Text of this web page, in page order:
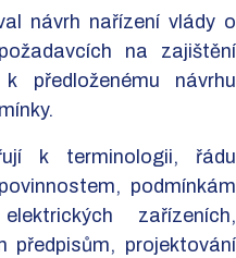
návrh nařízení vlády o
na zajištění
předloženému návrhu
k terminologii, řádu
podmínkám
zařízeních,
předpisům, projektování